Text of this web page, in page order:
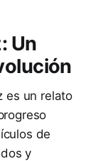
Un
es un relato
de
y